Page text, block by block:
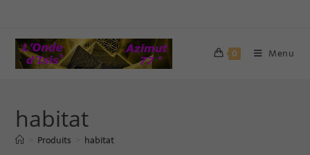
0 Menu
habitat
Produits habitat